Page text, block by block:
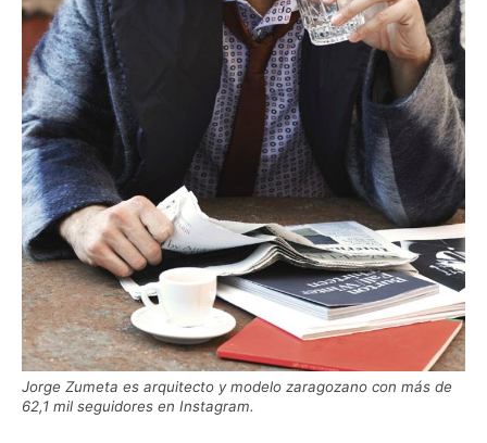
Jorge Zumeta es arquitecto y modelo zaragozano con más de
62,1 mil seguidores en Instagram.